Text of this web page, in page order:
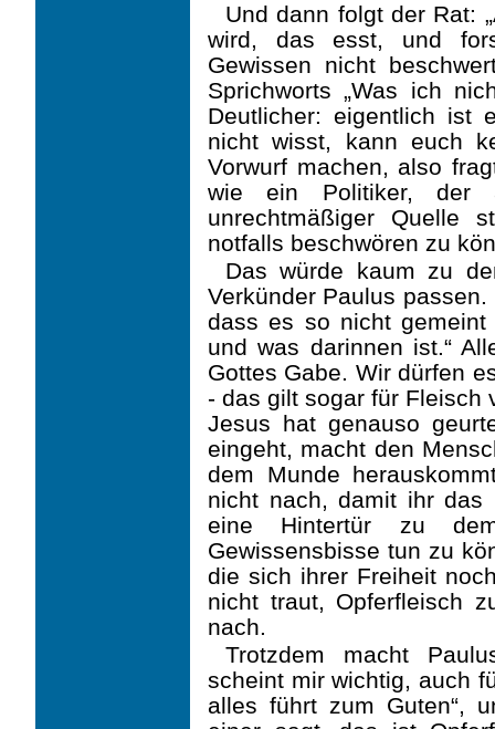
Und dann folgt der Rat:
wird, das esst, und
Gewissen nicht
Sprichworts „Was ich
Deutlicher: eigentlich ist
nicht wisst, kann euch
Vorwurf machen, also
wie ein Politiker, der
unrechtmäßiger Quelle
notfalls beschwören zu
Das würde kaum zu
Verkünder Paulus
dass es so nicht
und was darinnen ist.“
Gottes Gabe. Wir dürfen
- das gilt sogar für Fleisch
Jesus hat genauso
eingeht, macht den
dem Munde
nicht nach, damit ihr das
eine Hintertür zu
Gewissensbisse tun zu
die sich ihrer Freiheit
nicht traut, Opferfleisch
nach.
Trotzdem macht
scheint mir wichtig, auch
alles führt zum Guten“,